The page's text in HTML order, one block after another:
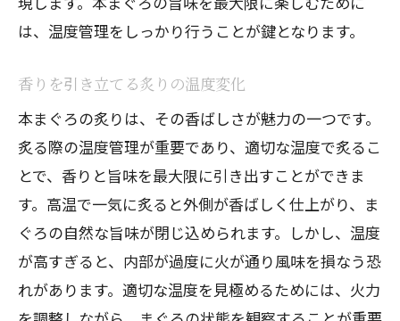
は、温度管理をしっかり行うことが鍵となります。
香りを引き立てる炙りの温度変化
本まぐろの炙りは、その香ばしさが魅力の一つです。
炙る際の温度管理が重要であり、適切な温度で炙るこ
とで、香りと旨味を最大限に引き出すことができま
す。高温で一気に炙ると外側が香ばしく仕上がり、ま
ぐろの自然な旨味が閉じ込められます。しかし、温度
が高すぎると、内部が過度に火が通り風味を損なう恐
れがあります。適切な温度を見極めるためには、火力